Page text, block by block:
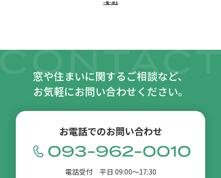
一覧へ戻る
窓や住まいに関するご相談など、
お気軽にお問い合わせください。
お電話でのお問い合わせ
電話受付 平日 09:00〜17:30